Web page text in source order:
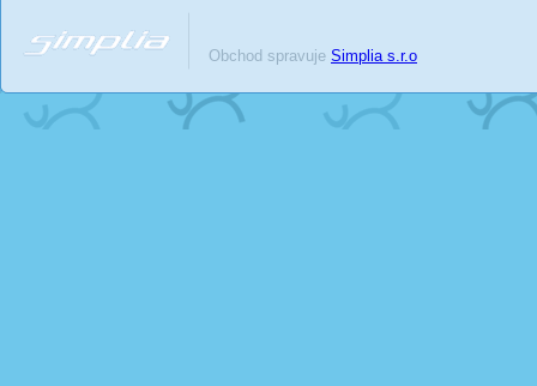
Obchod spravuje Simplia s.r.o